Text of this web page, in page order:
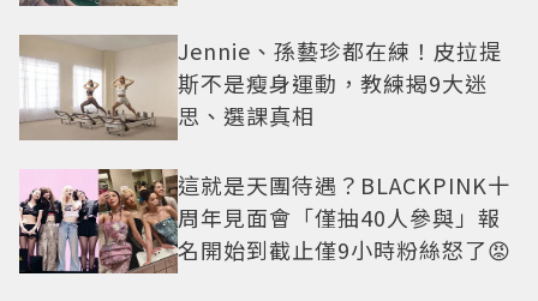
Jennie、孫藝珍都在練！皮拉提
斯不是瘦身運動，教練揭9大迷
思、選課真相
這就是天團待遇？BLACKPINK十
周年見面會「僅抽40人參與」報
名開始到截止僅9小時粉絲怒了😡